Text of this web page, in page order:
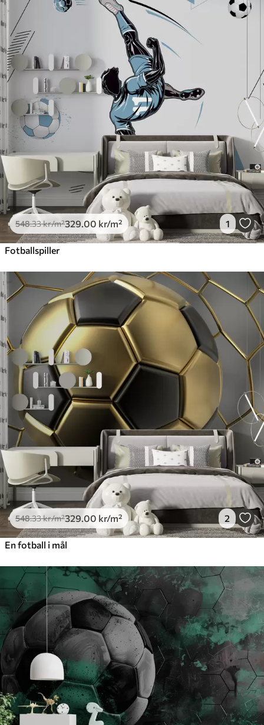
548.33kr/m²329 .00 kr/m² 1
Fotballspiller
548.33kr/m²329 .00 kr/m² 2
En fotball i mål